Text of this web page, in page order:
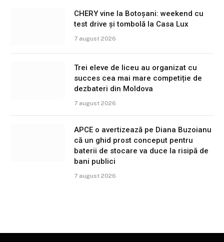
CHERY vine la Botoșani: weekend cu
test drive și tombolă la Casa Lux
7 august 2026
Trei eleve de liceu au organizat cu
succes cea mai mare competiție de
dezbateri din Moldova
7 august 2026
APCE o avertizează pe Diana Buzoianu
că un ghid prost conceput pentru
baterii de stocare va duce la risipă de
bani publici
7 august 2026